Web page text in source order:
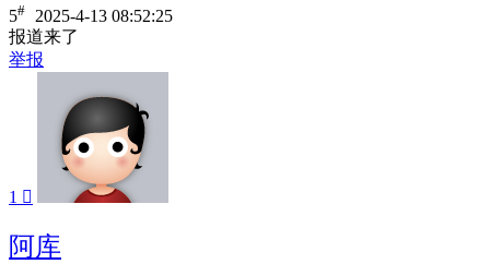
5#
2025-4-13 08:52:25
报道来了
举报
1 
阿库